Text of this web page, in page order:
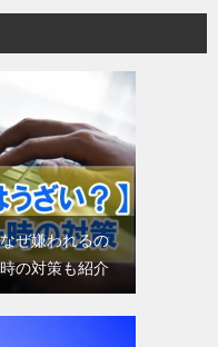
ぜ嫌われるの
の対策も紹介